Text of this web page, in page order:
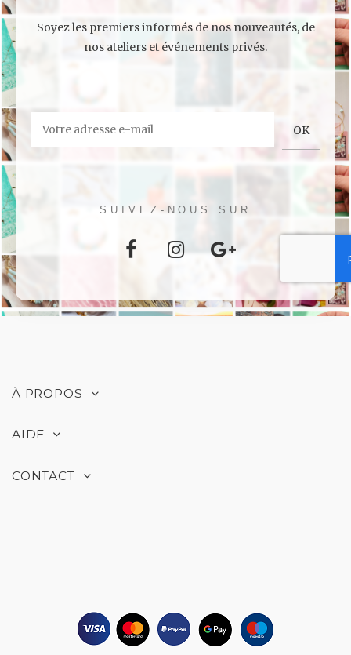
Soyez les premiers informés de nos nouveautés, de
nos ateliers et événements privés.
SUIVEZ-NOUS SUR
À PROPOS
AIDE
CONTACT